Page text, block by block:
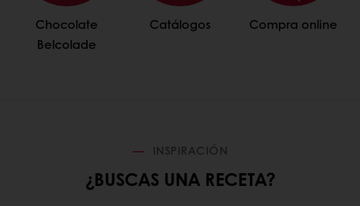
Chocolate
Belcolade
Catálogos Compra online
INSPIRACIÓN
¿BUSCAS UNA RECETA?